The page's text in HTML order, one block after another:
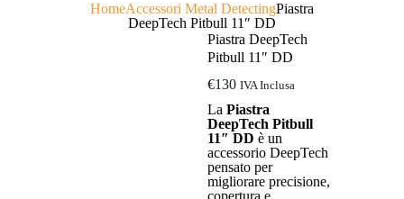
HomeAccessori Metal DetectingPiastra
DeepTech Pitbull 11″ DD
Piastra DeepTech
Pitbull 11″ DD
€130 IVA Inclusa
La Piastra
DeepTech Pitbull
11″ DD è un
accessorio DeepTech
pensato per
migliorare precisione,
copertura e